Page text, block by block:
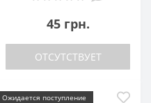
45 грн.
ОТСУТСТВУЕТ
Ожидается поступление